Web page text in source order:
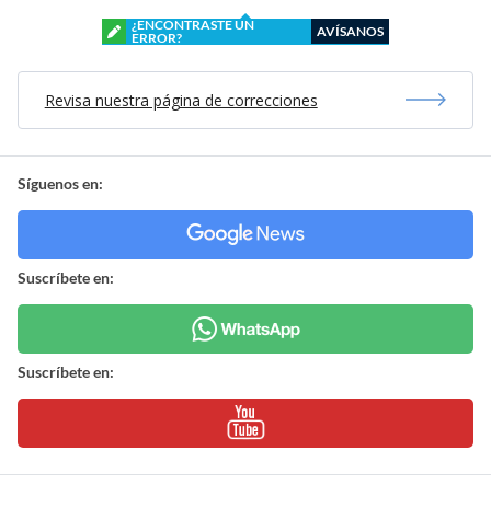
¿ENCONTRASTE UN
ERROR?
AVÍSANOS
Revisa nuestra página de correcciones
Síguenos en:
Suscríbete en:
Suscríbete en: